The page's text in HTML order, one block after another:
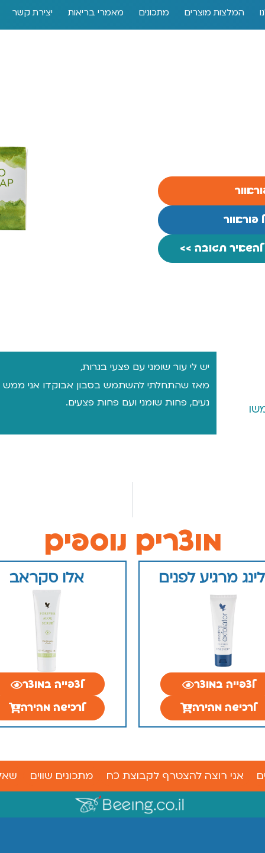
המלצות מוצרים מתכונים מאמרי בריאות יצירת קשר
פוראוור
תגובה >>
יש לי עור שומני עם פצעי בגרות,
מאז שהתחלתי להשתמש בסבון אבוקדו אני ממש
נעים, פחות שומני ועם פחות פצעים.
מוצרים נוספים
מרגיע לפנים
לצפייה במוצר
לרכישה מהירה
אלו סקראב
לצפייה במוצר
לרכישה מהירה
אני רוצה להצטרף לקבוצת כח מתכונים שווים